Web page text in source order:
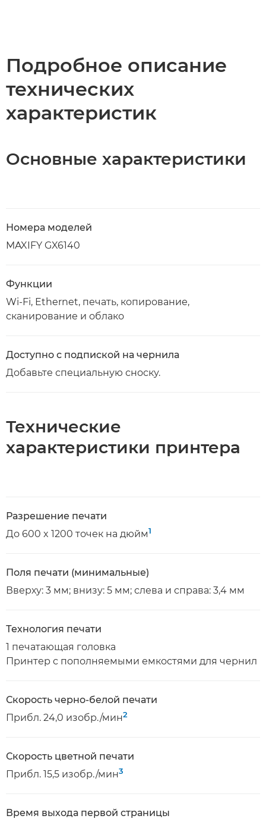
Подробное описание
технических
характеристик
Основные характеристики
Номера моделей
MAXIFY GX6140
Функции
Wi-Fi, Ethernet, печать, копирование,
сканирование и облако
Доступно с подпиской на чернила
Добавьте специальную сноску.
Технические
характеристики принтера
Разрешение печати
До 600 x 1200 точек на дюйм1
Поля печати (минимальные)
Вверху: 3 мм; внизу: 5 мм; слева и справа: 3,4 мм
Технология печати
1 печатающая головка
Принтер с пополняемыми емкостями для чернил
Скорость черно-белой печати
Прибл. 24,0 изобр./мин2
Скорость цветной печати
Прибл. 15,5 изобр./мин3
Время выхода первой страницы